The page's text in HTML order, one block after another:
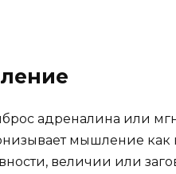
адреналина или
мышление как
величии или